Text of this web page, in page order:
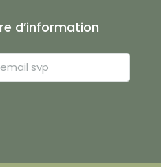
d’information